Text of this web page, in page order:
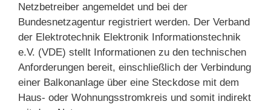
Netzbetreiber angemeldet und bei der
Bundesnetzagentur registriert werden. Der Verband
der Elektrotechnik Elektronik Informationstechnik
e.V. (VDE) stellt Informationen zu den technischen
Anforderungen bereit, einschließlich der Verbindung
einer Balkonanlage über eine Steckdose mit dem
Haus- oder Wohnungsstromkreis und somit indirekt